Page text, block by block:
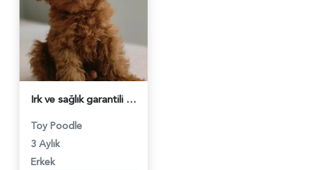
Irk ve sağlık garantili ev doğumlu Toy Poodle baba sahibi KDF kayıtlıdır - 6015
Toy Poodle
3 Aylık
Erkek